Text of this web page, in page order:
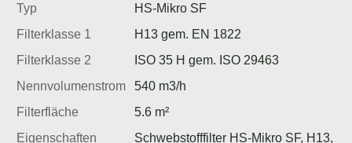
Typ
HS-Mikro SF
Filterklasse 1
H13 gem. EN 1822
Filterklasse 2
ISO 35 H gem. ISO 29463
Nennvolumenstrom
540 m3/h
Filterfläche
5.6 m²
Eigenschaften
Schwebstofffilter HS-Mikro SF, H13,